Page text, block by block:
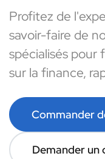
Profitez de
savoir-faire de
spécialisés pour
sur la finance,
Commander
Demander un